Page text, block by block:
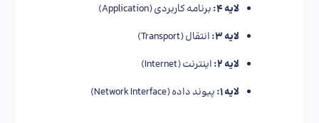
لایه ۴:
برنامه کاربردی (Application)
لایه ۳:
انتقال (Transport)
لایه ۲:
اینترنت (Internet)
لایه ۱: پیوند داده (Network Interface)